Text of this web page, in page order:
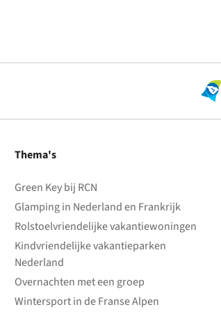
Thema's
Green Key bij RCN
Glamping in Nederland en Frankrijk
Rolstoelvriendelijke vakantiewoningen
Kindvriendelijke vakantieparken
Nederland
Overnachten met een groep
Wintersport in de Franse Alpen